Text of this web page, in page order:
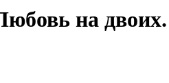
на двоих.